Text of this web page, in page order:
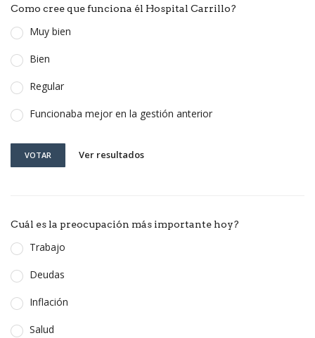
Como cree que funciona él Hospital Carrillo?
Muy bien
Bien
Regular
Funcionaba mejor en la gestión anterior
VOTAR Ver resultados
Cuál es la preocupación más importante hoy?
Trabajo
Deudas
Inflación
Salud